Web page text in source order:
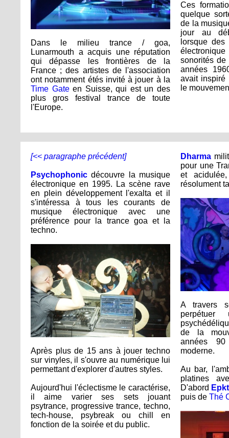
Dans le milieu trance / goa,
Lunarmouth a acquis une réputation
qui dépasse les frontières de la
France ; des artistes de l'association
ont notamment étés invité à jouer à la
Time Gateen Suisse, qui est un des
plus gros festival trance de toute
l'Europe.
Ces
quelque
de la
jour au
lorsque des
sonorités de
années
avait inspiré
le
[<< paragraphe précédent]
Psychophonic découvre la musique
électronique en 1995. La scène rave
en plein développement l'exalta et il
s'intéressa à tous les courants de
musique électronique avec une
préférence pour la trance goa et la
techno.
Après plus de 15 ans à jouer techno
sur vinyles, il s'ouvre au numérique lui
permettant d'explorer d'autres styles.
Aujourd'hui l'éclectisme le caractérise,
il aime varier ses sets jouant
psytrance, progressive trance, techno,
tech-house, psybreak ou chill en
fonction de la soirée et du public.
Dharma
pour une
et
résolument
A travers
perpétuer
de la
années
moderne.
Au bar,
platines
D'abord
puis de Thé